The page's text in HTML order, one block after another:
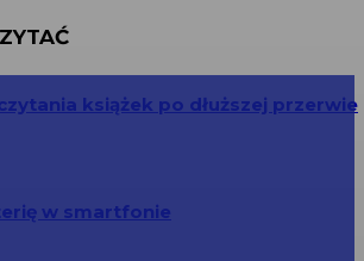
książek po dłuższej przerwie
w smartfonie